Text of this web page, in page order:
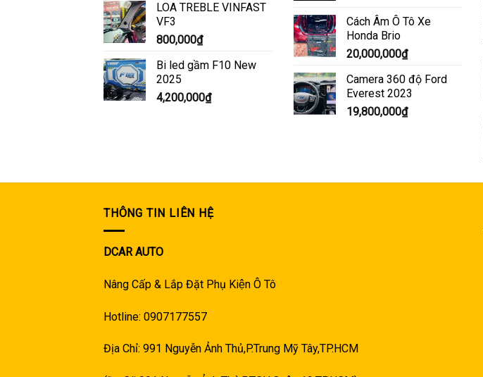
LOA TREBLE VINFAST
VF3
800,000₫
Bi led gầm F10 New
2025
4,200,000₫
Cách Âm Ô Tô Xe
Honda Brio
20,000,000₫
Camera 360 độ Ford
Everest 2023
19,800,000₫
THÔNG TIN LIÊN HỆ
DCAR AUTO
Nâng Cấp & Lắp Đặt Phụ Kiện Ô Tô
Hotline: 0907177557
Địa Chỉ: 991 Nguyễn Ảnh Thủ,P.Trung Mỹ Tây,TP.HCM